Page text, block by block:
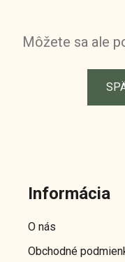
Môžete sa ale
Informácia
O nás
Obchodné